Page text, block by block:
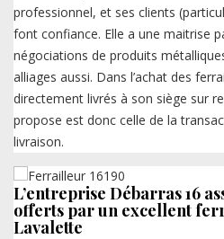
professionnel, et ses clients
font confiance. Elle a une maitrise
négociations de produits
alliages aussi. Dans l’achat des
directement livrés à son siège sur
propose est donc celle de la
livraison.
L’entreprise Débarras 16
offerts par un excellent
Lavalette